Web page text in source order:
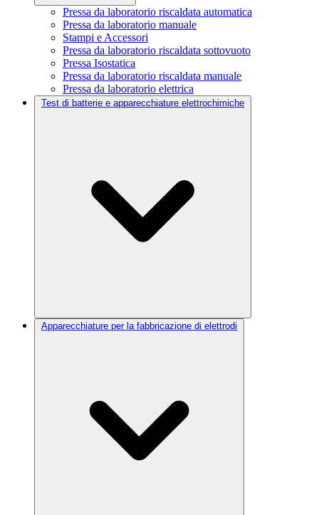
Pressa da laboratorio riscaldata automatica
Pressa da laboratorio manuale
Stampi e Accessori
Pressa da laboratorio riscaldata sottovuoto
Pressa Isostatica
Pressa da laboratorio riscaldata manuale
Pressa da laboratorio elettrica
Test di batterie e apparecchiature elettrochimiche
Apparecchiature per la fabbricazione di elettrodi